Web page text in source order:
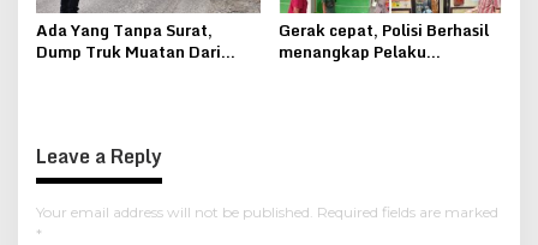
Ada Yang Tanpa Surat,
Dump Truk Muatan Dari
Gerak cepat, Polisi Berhasil
menangkap Pelaku
Leave a Reply
Your email address will not be published. Required fields are marked
*